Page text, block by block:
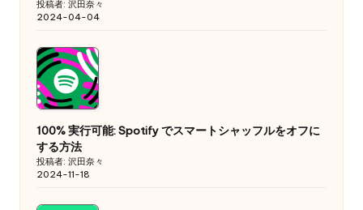
投稿者: 沢田奈々
2024-04-04
100% 実行可能: Spotify でスマートシャッフルをオフに
する方法
投稿者: 沢田奈々
2024-11-18